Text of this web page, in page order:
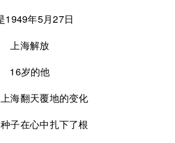
1949年5月27日
上海解放
16岁的他
海翻天覆地的变化
子在心中扎下了根